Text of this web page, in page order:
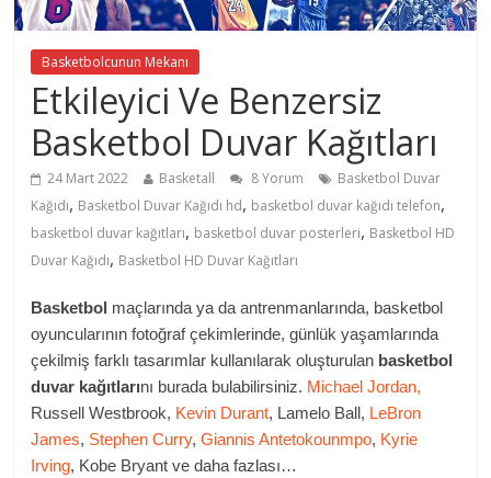
Basketbolcunun Mekanı
Etkileyici Ve Benzersiz
Basketbol Duvar Kağıtları
24 Mart 2022 Basketall 8 Yorum
Basketbol Duvar
Kağıdı, Basketbol Duvar Kağıdı hd, basketbol duvar kağıdı telefon,
basketbol duvar kağıtları, basketbol duvar posterleri, Basketbol HD
Duvar Kağıdı, Basketbol HD Duvar Kağıtları
Basketbol maçlarında ya da antrenmanlarında, basketbol
oyuncularının fotoğraf çekimlerinde, günlük yaşamlarında
çekilmiş farklı tasarımlar kullanılarak oluşturulan basketbol
duvar kağıtlarını burada bulabilirsiniz. Michael Jordan,
Russell Westbrook, Kevin Durant, Lamelo Ball, LeBron
James, Stephen Curry,Giannis Antetokounmpo, Kyrie
Irving, Kobe Bryant ve daha fazlası…